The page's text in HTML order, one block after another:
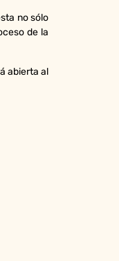
no sólo
de la
abierta al